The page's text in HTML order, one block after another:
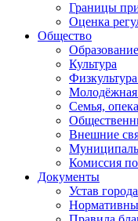
Границы
Оценка
Общество
Образование
Культура
Молодёжная
Семья,
Внешние
Комиссия
Документы
Устав города